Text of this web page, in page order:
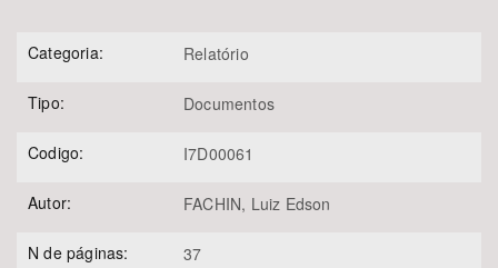
Categoria: Relatório
Tipo: Documentos
Codigo: I7D00061
Autor: FACHIN, Luiz Edson
N de páginas: 37